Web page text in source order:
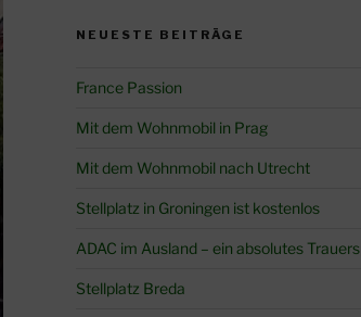
NEUESTE BEITRÄGE
France Passion
Mit dem Wohnmobil in Prag
Mit dem Wohnmobil nach Utrecht
Stellplatz in Groningen ist kostenlos
ADAC im Ausland – ein absolutes
Stellplatz Breda